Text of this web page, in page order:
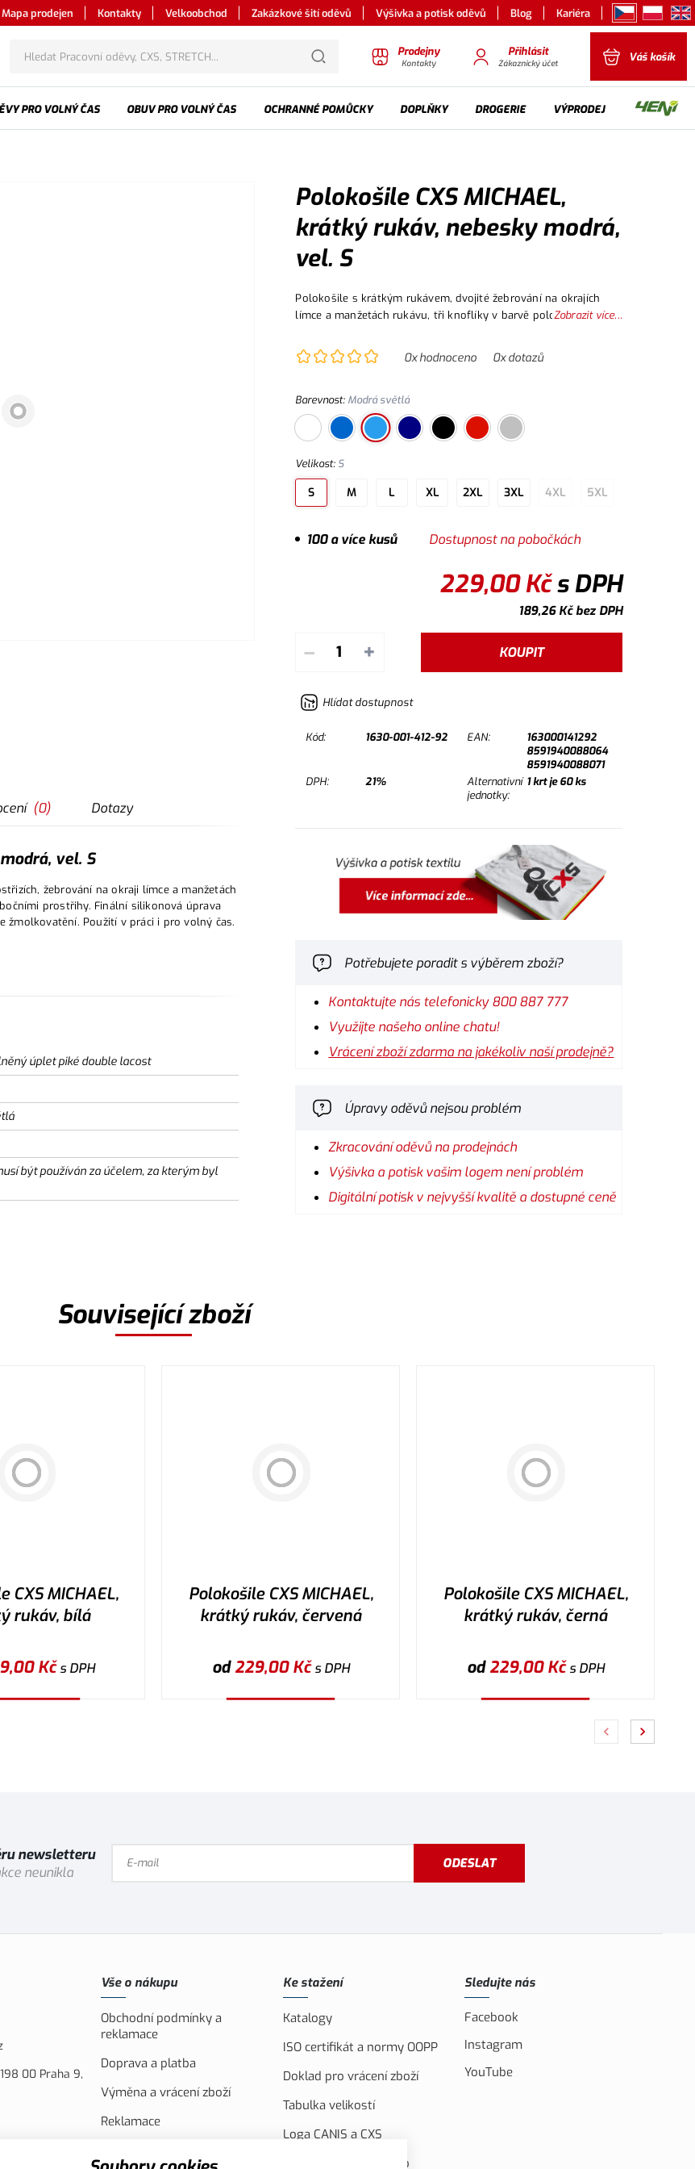
Mapa prodejen Kontakty Velkoobchod Zakázkové šití oděvů Výšivka a potisk oděvů Blog Kariéra
Prodejny
Kontakty
Přihlásit
Zákaznický účet Váš košík
PRO VOLNÝ ČAS OBUV PRO VOLNÝ ČAS OCHRANNÉ POMŮCKY DOPLŇKY DROGERIE VÝPRODEJ
Polokošile CXS MICHAEL,
krátký rukáv, nebesky modrá,
vel. S
Polokošile s krátkým rukávem, dvojité žebrování na okrajích
límce a manžetách rukávu, tři knoflíky v barvě polokošile,Zobrazit více...
0x hodnoceno 0x dotazů
Barevnost:Modrá světlá
Velikost: S
S M L XL 2XL 3XL 4XL 5XL
100 a více kusů Dostupnost na pobočkách
229,00Kčs DPH
189,26Kčbez DPH
– + KOUPIT
Hlídat dostupnost
Kód: 1630-001-412-92 EAN:
163000141292
8591940088064
8591940088071
DPH:
21%
Alternativní
jednotky:
1krt je60ks
(0) Dotazy
vel. S
žebrování na okraji límce a manžetách
prostřihy. Finální silikonová úprava
žmolkovatění. Použití v práci i pro volný čas.
úplet piké double lacost
být používán za účelem, za kterým byl
Potřebujete poradit s výběrem zboží?
Kontaktujte nás telefonicky 800 887 777
Využijte našeho online chatu!
Vrácení zboží zdarma na jakékoliv naší prodejně?
Úpravy oděvů nejsou problém
Zkracování oděvů na prodejnách
Výšivka a potisk vašim logem není problém
Digitální potisk v nejvyšší kvalitě a dostupné ceně
Související zboží
CXS MICHAEL,
rukáv, bílá
Kčs DPH
Polokošile CXS MICHAEL,
krátký rukáv, červená
od229,00Kčs DPH
Polokošile CXS MICHAEL,
krátký rukáv, černá
od229,00Kčs DPH
newsletteru
neunikla
ODESLAT
00 Praha 9,
Vše o nákupu
Obchodní podmínky a
reklamace
Doprava a platba
Výměna a vrácení zboží
Reklamace
Ke stažení
Katalogy
ISO certifikát a normy OOPP
Doklad pro vrácení zboží
Tabulka velikostí
Loga CANIS a CXS
FVE Spolufinancováno
Sledujte nás
Facebook
Instagram
YouTube